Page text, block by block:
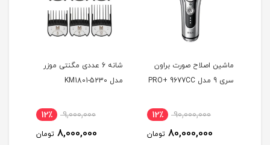
ماشین اصلاح صورت براون
سری 9 مدل PRO+ 9677CC
90,000,000 12٪
80,000,000 تومان
شانه 6 عددی مگنتی موزر
مدل KM1801-5230
9,000,000 12٪
8,000,000 تومان